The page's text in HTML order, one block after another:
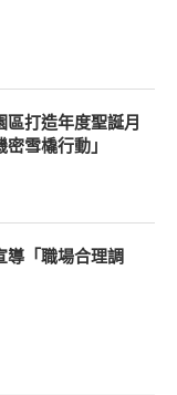
打造年度聖誕月
雪橇行動」
導「職場合理調